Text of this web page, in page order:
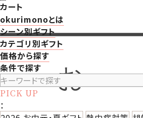
カート
okurimonoとは
シーン別ギフト
カテゴリ別ギフト
価格から探す
条件で探す
PICK UP
：